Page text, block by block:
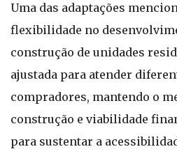
Uma das adaptações
flexibilidade no
construção de unidades
ajustada para atender
compradores, mantendo o
construção e viabilidade
para sustentar a